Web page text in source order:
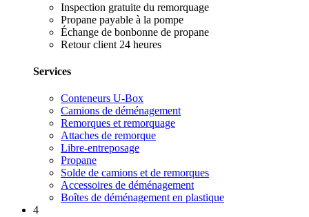
Inspection gratuite du remorquage
Propane payable à la pompe
Échange de bonbonne de propane
Retour client 24 heures
Services
Conteneurs U-Box
Camions de déménagement
Remorques et remorquage
Attaches de remorque
Libre-entreposage
Propane
Solde de camions et de remorques
Accessoires de déménagement
Boîtes de déménagement en plastique
4